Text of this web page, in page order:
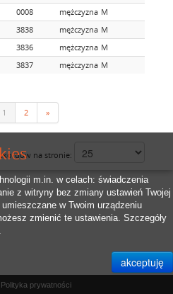
m.in. w celach: świadczenia
z witryny bez zmiany ustawień Twojej
w Twoim urządzeniu
zmienić te ustawienia. Szczegóły
.
0008 mężczyzna M
3838 mężczyzna M
3836 mężczyzna M
3837 mężczyzna M
1 2 »
na stronie:
Polityka prywatności